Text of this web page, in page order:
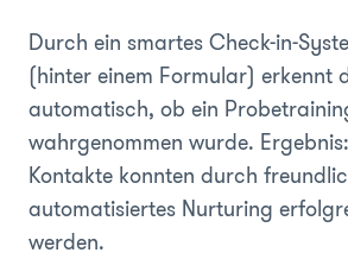
Durch ein smartes Check-in-
(hinter einem Formular) erkennt
automatisch, ob ein
wahrgenommen wurde.
Kontakte konnten durch
automatisiertes Nurturing
werden.